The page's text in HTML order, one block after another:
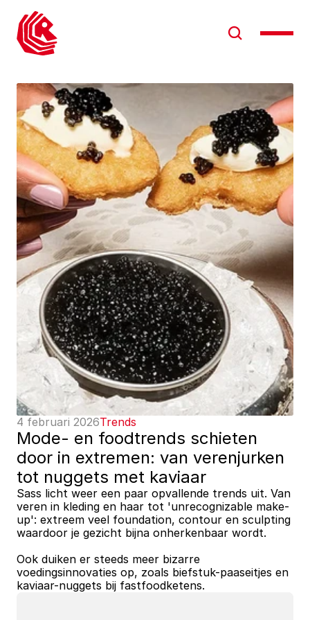
4 februari 2026Trends
Mode- en foodtrends schieten
door in extremen: van verenjurken
tot nuggets met kaviaar
Sass licht weer een paar opvallende trends uit. Van
veren in kleding en haar tot 'unrecognizable make-
up': extreem veel foundation, contour en sculpting
waardoor je gezicht bijna onherkenbaar wordt.
Ook duiken er steeds meer bizarre
voedingsinnovaties op, zoals biefstuk-paaseitjes en
kaviaar-nuggets bij fastfoodketens.